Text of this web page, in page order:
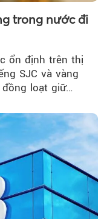
trong nước đi
ổn định trên thị
SJC và vàng
loạt giữ